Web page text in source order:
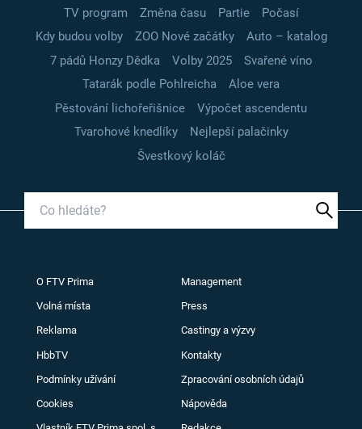
TV program
Změna času Partie
Počasí
Kdy budou volby
ZOO Nové začátky
Auto – katalog
7 pádů Honzy Dědka
Volby 2025
Svařené víno
Tatarák podle Pohlreicha
Aloe vera
Pěstování lichořeřišnice
Výpočet ascendentu
Tvarohové knedlíky
Nejlepší palačinky
Švestkový koláč
O FTV Prima Management
Volná místa Press
Reklama Castingy a výzvy
HbbTV Kontakty
Podmínky užívání Zpracování osobních údajů
Cookies Nápověda